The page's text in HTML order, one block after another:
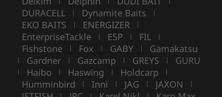
DURACELL | Dynamite Baits |
EKO BAITS | ENERGIZER |
EnterpriseTackle | ESP | FIL |
Fishstone | Fox | GABY | Gamakatsu
| Gardner | Gazcamp | GREYS | GURU
| Haibo | Haswing | Holdcarp |
Humminbird | Inni | JAG | JAXON |